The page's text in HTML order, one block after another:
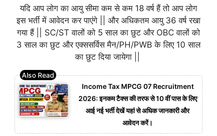
यदि आप लोग का आयु सीमा कम से कम 18 वर्ष हैं तो आप लोग
इस भर्ती में आवेदन कर पाएंगे || और अधिकतम आयु 36 वर्ष रखा
गया हैं || SC/ST वालों को 5 साल का छुट और OBC वालों को
3 साल का छुट और एक्ससर्विस मैन/PH/PWB के लिए 10 साल
का छुट दिया जायेगा ||
Income Tax MPCG 07 Recruitment
2026: इनकम टैक्स की तरफ से 10 वीं पास के लिए
आई नई भर्ती देखें यहां से अधिक जानकारी और
आवेदन करें।